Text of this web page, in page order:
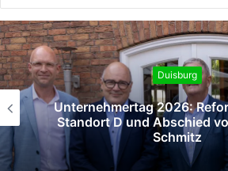
Duisburg
2026: Reformen für den
D und Abschied von Wolfgang
Schmitz